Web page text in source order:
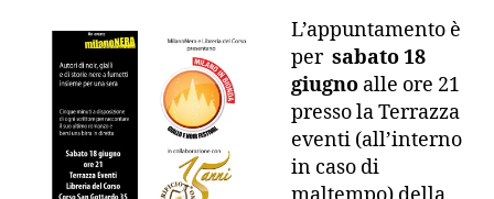
L’appuntamento è
per sabato 18
giugno alle ore 21
presso la Terrazza
eventi (all’interno
in caso di